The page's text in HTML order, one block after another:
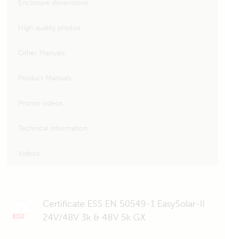
Certificate ESS EN 50549-1 EasySolar-II
24V/48V 3k & 48V 5k GX